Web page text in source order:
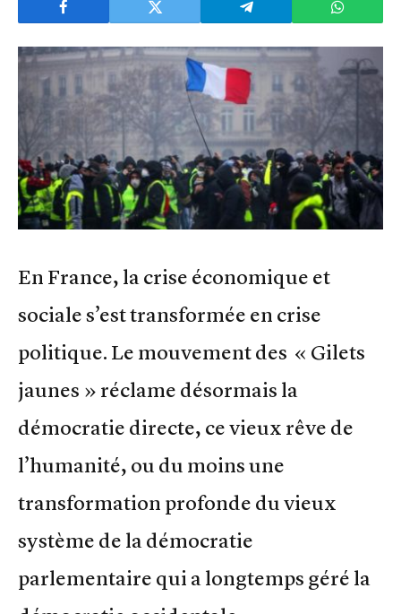
En France, la crise économique et
sociale s’est transformée en crise
politique. Le mouvement des « Gilets
jaunes » réclame désormais la
démocratie directe, ce vieux rêve de
l’humanité, ou du moins une
transformation profonde du vieux
système de la démocratie
parlementaire qui a longtemps géré la